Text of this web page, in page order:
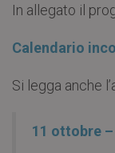
In allegato il
Calendario
Si legga anche
11 ottobre